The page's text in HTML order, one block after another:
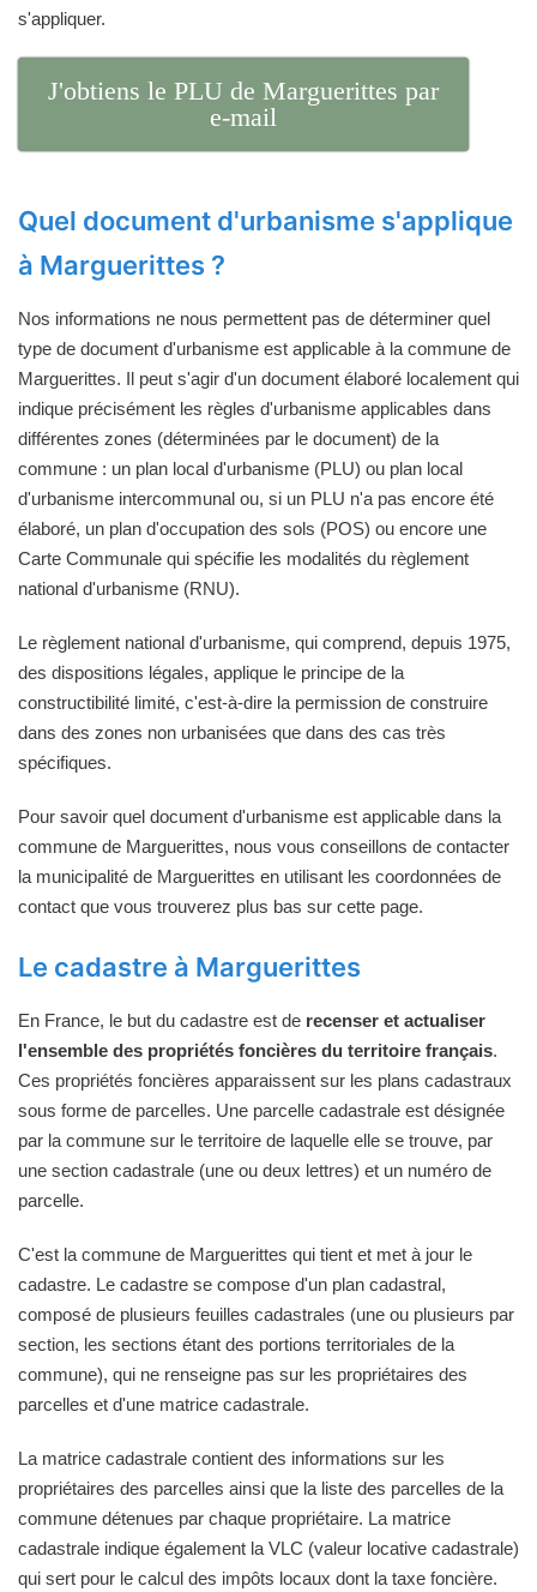
s'appliquer.
J'obtiens le PLU de Marguerittes par
e-mail
Quel document d'urbanisme s'applique
à Marguerittes ?
Nos informations ne nous permettent pas de déterminer quel
type de document d'urbanisme est applicable à la commune de
Marguerittes. Il peut s'agir d'un document élaboré localement qui
indique précisément les règles d'urbanisme applicables dans
différentes zones (déterminées par le document) de la
commune : un plan local d'urbanisme (PLU) ou plan local
d'urbanisme intercommunal ou, si un PLU n'a pas encore été
élaboré, un plan d'occupation des sols (POS) ou encore une
Carte Communale qui spécifie les modalités du règlement
national d'urbanisme (RNU).
Le règlement national d'urbanisme, qui comprend, depuis 1975,
des dispositions légales, applique le principe de la
constructibilité limité, c'est-à-dire la permission de construire
dans des zones non urbanisées que dans des cas très
spécifiques.
Pour savoir quel document d'urbanisme est applicable dans la
commune de Marguerittes, nous vous conseillons de contacter
la municipalité de Marguerittes en utilisant les coordonnées de
contact que vous trouverez plus bas sur cette page.
Le cadastre à Marguerittes
En France, le but du cadastre est de recenser et actualiser
l'ensemble des propriétés foncières du territoire français.
Ces propriétés foncières apparaissent sur les plans cadastraux
sous forme de parcelles. Une parcelle cadastrale est désignée
par la commune sur le territoire de laquelle elle se trouve, par
une section cadastrale (une ou deux lettres) et un numéro de
parcelle.
C'est la commune de Marguerittes qui tient et met à jour le
cadastre. Le cadastre se compose d'un plan cadastral,
composé de plusieurs feuilles cadastrales (une ou plusieurs par
section, les sections étant des portions territoriales de la
commune), qui ne renseigne pas sur les propriétaires des
parcelles et d'une matrice cadastrale.
La matrice cadastrale contient des informations sur les
propriétaires des parcelles ainsi que la liste des parcelles de la
commune détenues par chaque propriétaire. La matrice
cadastrale indique également la VLC (valeur locative cadastrale)
qui sert pour le calcul des impôts locaux dont la taxe foncière.